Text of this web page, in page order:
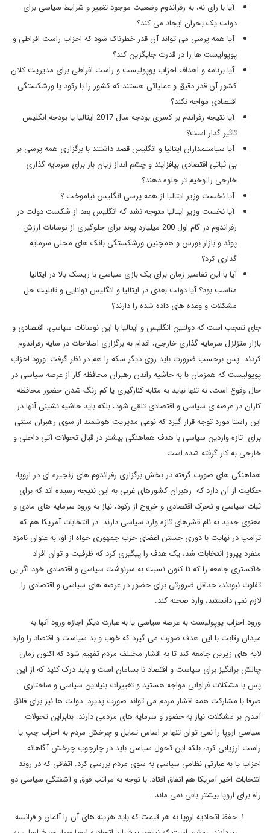
آیا با رای نه، به رفراندوم وضعیت موجود تغییر و شرایط سیاسی برای
دولت یک بحران ایجاد می کند؟
آیا همه پرسی می تواند آن قدر خطرناک شود که احزاب راست افراطی و
پوپولیست ها را در قدرت جایگزین کند؟
آیا برنامه و اهداف احزاب پوپولیست و راست افراطی برای مدیریت کلان
کشور آن قدر دقیق و عملیاتی هستند که کشور را با رکود یا ورشکستگی
اقتصادی مواجه نکند؟
آیا نتیجه رفراندم بر کسری بودجه سال 2017 ایتالیا یا بودجه انگلیس
تاثیر گذار است؟
آیا سیاستمداران ایتالیا و انگلیس قصد داشتند با برگزاری همه پرسی بر
بی ثباتی اقتصادی بیافزایند و چشم انداز زیان بار برای سرمایه گذاری
خارجی را وخیم تر جلوه دهند؟
آیا نخست وزیر ایتالیا از همه پرسی انگلیس نیاموخت ؟
آیا نخست وزیر ایتالیا متوجه نشد که انگلیس بعد از شکست دولت در
رفراندوم در گام اول 200 میلیارد پوند برای جلوگیری از نوسانات ارزش
پوند و بازار بورس و همچنین ورشکستگی بانک های محلی سرمایه
گذاری کرد؟
آیا با این تفاسیر زمان برای یک بازی سیاسی با ریسک بالا در ایتالیا
مناسب بود؟ آیا دولت بعدی در ایتالیا و انگلیس توانایی و قابلیت حل
مشکلات و وعده های داده شده را دارند؟
جای تعجب است که دولتین انگلیس و ایتالیا با این نوسانات سیاسی، اقتصادی و
بازار متزلزل سرمایه گذاری خارجی، اقدام به برگزاری اصلاحات در سایه رفراندوم
کردند. پس برحسب ضرورت باید روی دیگر سکه را هم در نظر گرفت: ورود احزاب
پوپولیست که همزمان با به حاشیه راندن رهبران محافظه کار از عرصه سیاسی در
حال وقوع است، نه تنها نباید به مثابه کنارگیری یا کم رنگ شدن حضور محافظه
کاران در عرصه ی سیاسی و اقتصادی تلقی شود، بلکه باید حاشیه نشینی آنها در
این راستا مورد توجه قرار گیرد که نوعی مدیریت هوشمند از سوی رهبران سنتی
برای تازه واردین سیاسی با هدف هماهنگی بیشتر در قبال تحولات آتی داخلی و
خارجی به کار گرفته شده است.
هماهنگی های صورت گرفته در بخش برگزاری رفراندوم های زنجیره ای در اروپا،
حکایت از آن دارد که رهبران کشورهای غربی به این نتیجه رسیده اند که برای
ثبات سیاسی و تحرک اقتصادی و خروج از رکود، نیاز به ورود سرمایه های مادی و
معنوی جدید به نام قشرهای تازه وارد سیاسی دارند. در انتخابات آمریکا هم که
ترامپ در نهایت با دوری جستن اعضای حزب جمهوری خواه از او، به عنوان نامزد
منفرد پیروز انتخابات شد، یک هدف را پیگیری کرد که ظرفیت و توان افراد
خاکستری جامعه را که تا کنون نسبت به سرنوشت سیاسی و اقتصادی خود اگر بی
تفاوت نبودند، حداقل ضرورتی برای حضور در عرصه های سیاسی و اقتصادی را
لازم نمی دانستند، وارد صحنه کند.
ورود احزاب پوپولیست به عرصه سیاسی یا به عبارت دیگر اجازه ورود آنها به
میدان رقابت با این هدف صورت می گیرد که خوب و بد سیاست و اقتصاد را وارد
لایه های زیرین جامعه کند تا به اقشار مختلف مردم تفهیم شود که اکنون زمان
چالش برانگیز برای سیاست و اقتصاد نا بسامان است و باید درک کنید که از این
پس با مشکلات فراوانی مواجه هستید و تغییرات بنیادین سیاسی و ساختاری
صرفا با مشارکت همه اقشار مردم می تواند صورت پذیرد. دولت ها نیز برای فائق
آمدن بر مشکلات نیاز به حضور و سرمایه های مردمی دارند. بنابراین تحولات
سیاسی اروپا را نمی توان تنها بر اساس تمایل و چرخش مردم به احزاب چپ یا
راست ارزیابی کرد، بلکه این تحول سیاسی باید در چارچوب چرخش آگاهانه
احزاب یا به عبارتی نظامی سیاسی به سوی مردم بررسی کرد. اتفاقی که در روند
انتخابات اخیر آمریکا هم اتفاق افتاد. با توجه به مراتب فوق و آشفتگی سیاسی دو
راه برای اروپا بیشتر باقی نمی ماند:
حفظ اتحادیه اروپا به هر قیمت که باید هزینه های آن را آلمان و فرانسه